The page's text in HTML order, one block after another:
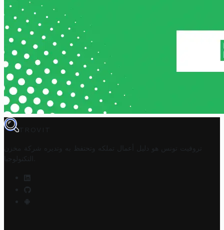
TROVIT
تروفيت تونس هو دليل أعمال تملكه وتحتفظ به وتديره
شركة مخزن
التكنولوجيا